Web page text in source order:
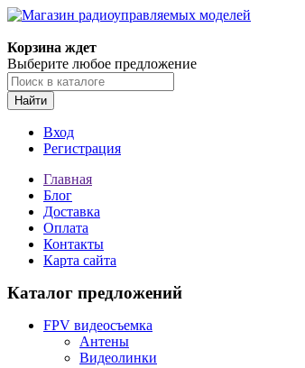
Корзина ждет
Выберите любое предложение
Найти
Вход
Регистрация
Главная
Блог
Доставка
Оплата
Контакты
Карта сайта
Каталог предложений
FPV видеосъемка
Антены
Видеолинки